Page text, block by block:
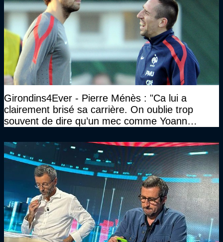
Girondins4Ever - Pierre Ménès : "Ca lui a
clairement brisé sa carrière. On oublie trop
souvent de dire qu’un mec comme Yoann